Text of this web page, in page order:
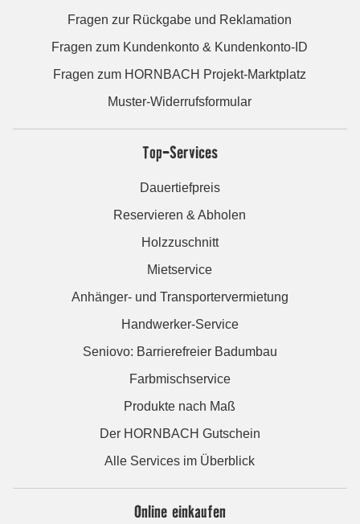
Fragen zur Rückgabe und Reklamation
Fragen zum Kundenkonto & Kundenkonto-ID
Fragen zum HORNBACH Projekt-Marktplatz
Muster-Widerrufsformular
Top-Services
Dauertiefpreis
Reservieren & Abholen
Holzzuschnitt
Mietservice
Anhänger- und Transportervermietung
Handwerker-Service
Seniovo: Barrierefreier Badumbau
Farbmischservice
Produkte nach Maß
Der HORNBACH Gutschein
Alle Services im Überblick
Online einkaufen